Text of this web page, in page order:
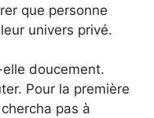
que personne
univers privé.
doucement.
Pour la première
pas à